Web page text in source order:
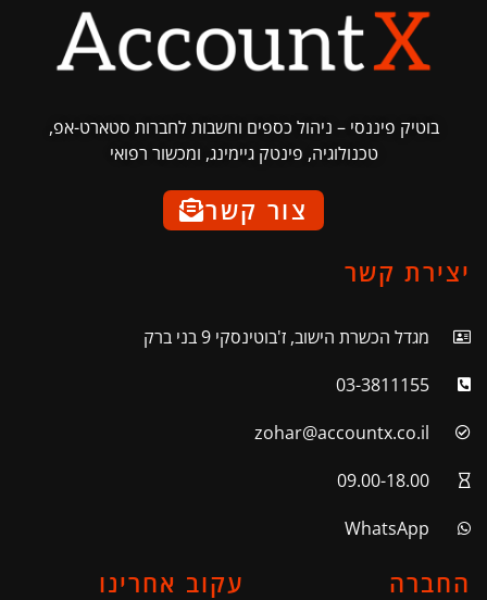
בוטיק פיננסי – ניהול כספים וחשבות לחברות סטארט-אפ,
טכנולוגיה, פינטק גיימינג, ומכשור רפואי
צור קשר
יצירת קשר
מגדל הכשרת הישוב, ז'בוטינסקי 9 בני ברק
03-3811155
zohar@accountx.co.il
09.00-18.00
WhatsApp
החברה עקוב אחרינו